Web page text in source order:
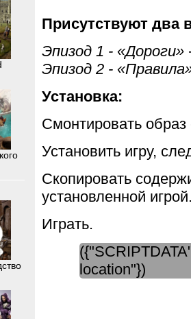
Присутствуют два
Эпизод 1 - «Дороги»
Эпизод 2 -
Установка:
Смонтировать
Установить игру,
Скопировать
установленной
Играть.
location"})